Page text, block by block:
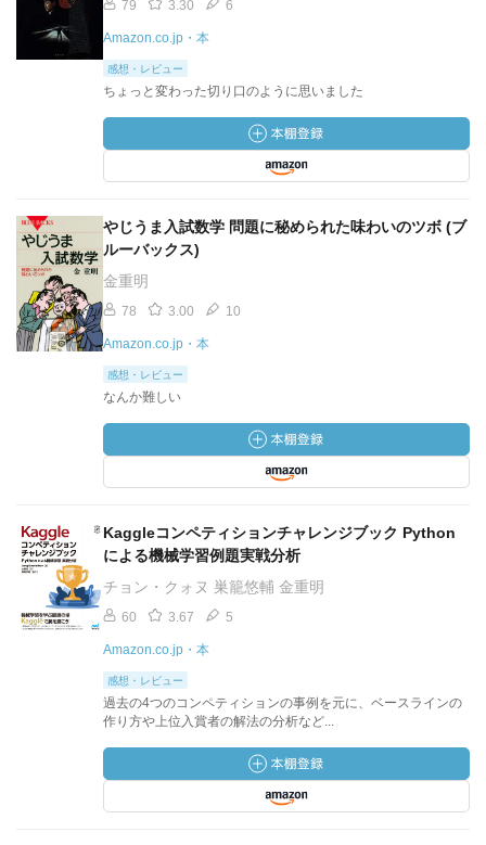
79 3.30 6
Amazon.co.jp・本
感想・レビュー
ちょっと変わった切り口のように思いました
やじうま入試数学 問題に秘められた味わいのツボ (ブ
ルーバックス)
金重明
78 3.00 10
Amazon.co.jp・本
感想・レビュー
なんか難しい
Kaggleコンペティションチャレンジブック Python
による機械学習例題実戦分析
チョン・クォヌ 巣籠悠輔 金重明
60 3.67 5
Amazon.co.jp・本
感想・レビュー
過去の4つのコンペティションの事例を元に、ベースラインの
作り方や上位入賞者の解法の分析など...